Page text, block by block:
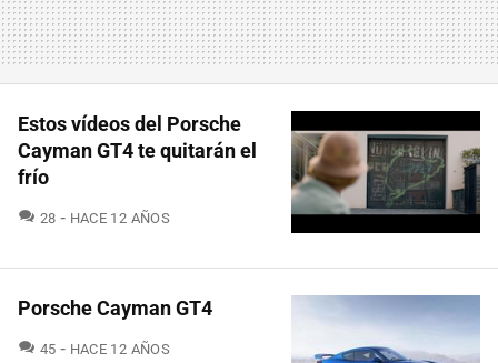
Estos vídeos del Porsche
Cayman GT4 te quitarán el
frío
28 COMENTARIOS
HACE 12 AÑOS
Porsche Cayman GT4
45 COMENTARIOS
HACE 12 AÑOS